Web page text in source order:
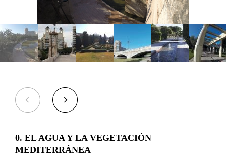
exhiben exposiciones temporales) y la cafetería Palau, junto a la gran
fuente con espectáculos de agua. Este tramo se completa con la presencia
de dos pérgolas.
En el Tramo 12la figura de Gulliver constituye el elemento más
característico, por lo que da nombre al parque. Esta zona, de carácter
y cierre que varía con las estaciones (información sobre el mismo en el
teléfono 96.337.02.04).Los días 24 y 31 de diciembre cerrarán a las
INFORMACIÓN ADICIONAL
0. EL AGUA Y LA VEGETACIÓN
MEDITERRÁNEA